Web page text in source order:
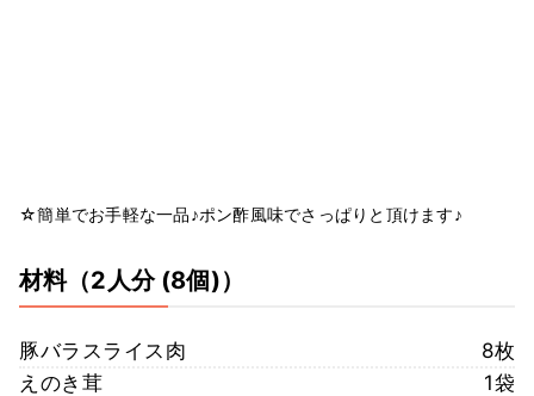
☆簡単でお手軽な一品♪ポン酢風味でさっぱりと頂けます♪
材料（2人分 (8個)）
豚バラスライス肉
8枚
えのき茸
1袋